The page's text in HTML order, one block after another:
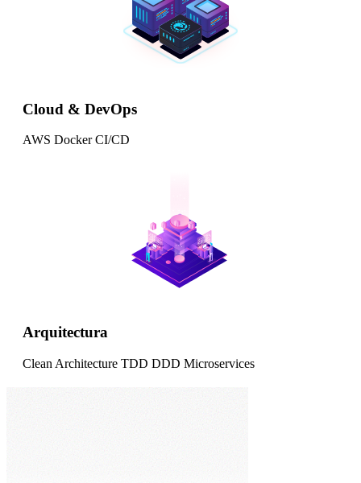
Cloud & DevOps
AWS DockerCI/CD
Arquitectura
Clean Architecture TDD DDD Microservices